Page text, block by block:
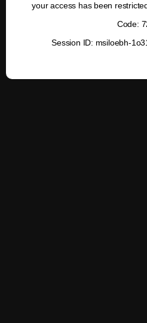
your access has been
Code:
Session ID: msiloebh-